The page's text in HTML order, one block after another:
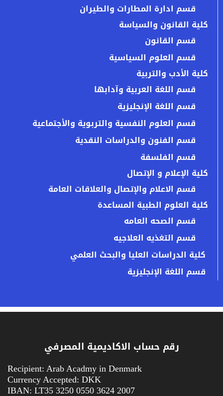
قسم ادارة المطارات والطيران
كلية القانون والسياسة
قسم القانون
قسم العلوم السياسية
كلية الأدب والتربية
قسم اللغة العربية وآدابها
قسم اللغة الإنجليزية
قسم العلوم النفسية والتربوية والأجتماعية
قسم الفنون والدراسات النقدية
قسم الفلسفة
كلية الإعلام و الإتصال
قسم الاعلام والإتصال والعلاقات العامة
كلية العلوم الطبية المساعدة
قسم الصحه العامه
قسم التغذيه العلاجيه
كلية الدراسات العليا والبحث العلمي
قسم اللغة الإنجليزية
رقم حساب الاكاديمية المصرفي
Recipient: Arab Acadmy in Denmark
Currency Accepted: DKK
IBAN: LT35 3250 0550 3624 2007